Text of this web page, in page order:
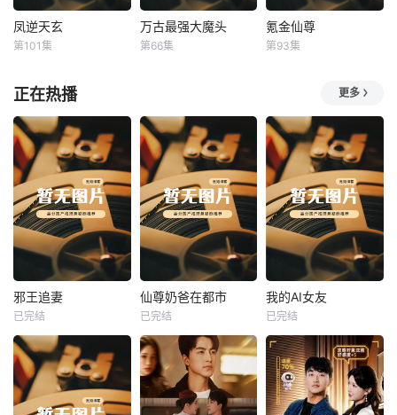
凤逆天玄
凤逆天玄
第101集
万古最强大魔头
万古最强大魔头
第66集
氪金仙尊
氪金仙尊
第93集
正在热播 更多
热播
邪王追妻
未知
邪王追妻
已完结
热播
未知
仙尊奶爸在都市
已完结
热播
我的AI女友
未知
我的AI女友
已完结